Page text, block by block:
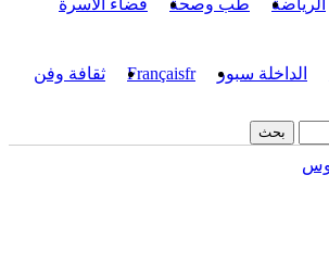
الرياضة طب وصحة فضاء الأسرة
الداخلة سبور Françaisfr ثقافة وفن